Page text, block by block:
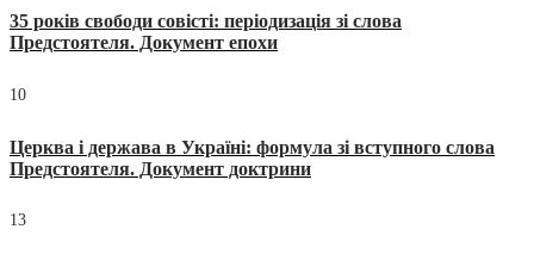
35 років свободи совісті: періодизація зі слова
Предстоятеля. Документ епохи
10
Церква і держава в Україні: формула зі вступного слова
Предстоятеля. Документ доктрини
13